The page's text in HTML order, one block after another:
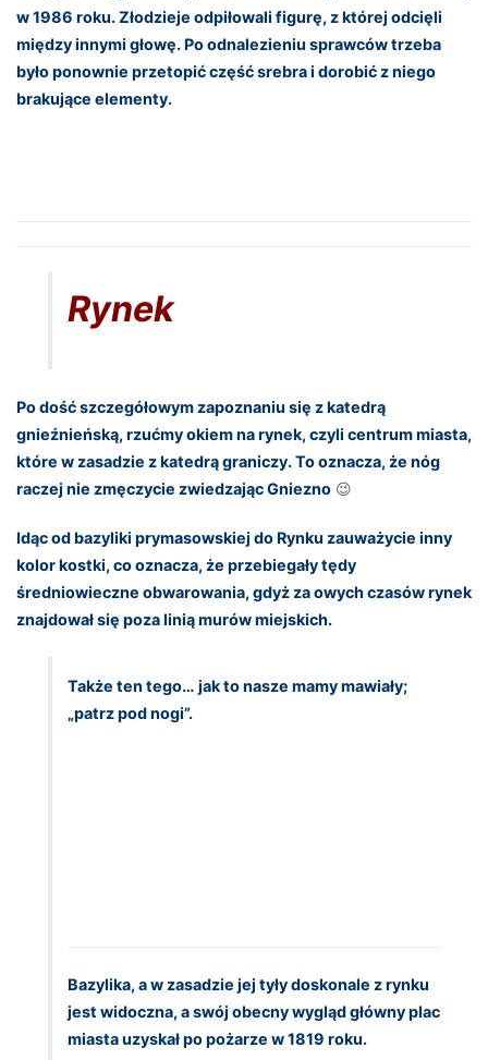
w 1986 roku. Złodzieje odpiłowali figurę, z której odcięli
między innymi głowę. Po odnalezieniu sprawców trzeba
było ponownie przetopić część srebra i dorobić z niego
brakujące elementy.
Rynek
Po dość szczegółowym zapoznaniu się z katedrą
gnieźnieńską, rzućmy okiem na rynek, czyli centrum miasta,
które w zasadzie z katedrą graniczy. To oznacza, że nóg
raczej nie zmęczycie zwiedzając Gniezno 😉
Idąc od bazyliki prymasowskiej do Rynku zauważycie inny
kolor kostki, co oznacza, że przebiegały tędy
średniowieczne obwarowania, gdyż za owych czasów rynek
znajdował się poza linią murów miejskich.
Także ten tego… jak to nasze mamy mawiały;
„patrz pod nogi”.
Bazylika, a w zasadzie jej tyły doskonale z rynku
jest widoczna, a swój obecny wygląd główny plac
miasta uzyskał po pożarze w 1819 roku.